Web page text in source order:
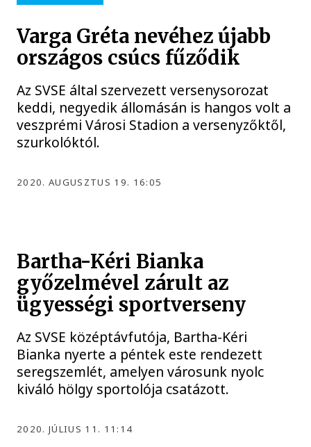
Varga Gréta nevéhez újabb
országos csúcs fűződik
Az SVSE által szervezett versenysorozat
keddi, negyedik állomásán is hangos volt a
veszprémi Városi Stadion a versenyzőktől,
szurkolóktól.
2020. AUGUSZTUS 19. 16:05
Bartha-Kéri Bianka
győzelmével zárult az
ügyességi sportverseny
Az SVSE középtávfutója, Bartha-Kéri
Bianka nyerte a péntek este rendezett
seregszemlét, amelyen városunk nyolc
kiváló hölgy sportolója csatázott.
2020. JÚLIUS 11. 11:14